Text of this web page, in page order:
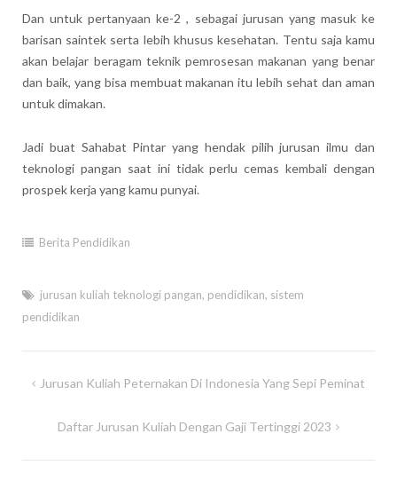
Dan untuk pertanyaan ke-2 , sebagai jurusan yang masuk ke
barisan saintek serta lebih khusus kesehatan. Tentu saja kamu
akan belajar beragam teknik pemrosesan makanan yang benar
dan baik, yang bisa membuat makanan itu lebih sehat dan aman
untuk dimakan.
Jadi buat Sahabat Pintar yang hendak pilih jurusan ilmu dan
teknologi pangan saat ini tidak perlu cemas kembali dengan
prospek kerja yang kamu punyai.
Berita Pendidikan
jurusan kuliah teknologi pangan, pendidikan, sistem
pendidikan
Post
Jurusan Kuliah Peternakan Di Indonesia Yang Sepi Peminat
Daftar Jurusan Kuliah Dengan Gaji Tertinggi 2023